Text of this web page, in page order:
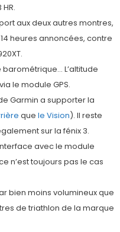
aux deux autres montres,
heures annoncées, contre
barométrique… L’altitude
le module GPS.
Garmin a supporter la
que le Vision). Il reste
sur la fénix 3.
avec le module
n’est toujours pas le cas
bien moins volumineux que
de triathlon de la marque